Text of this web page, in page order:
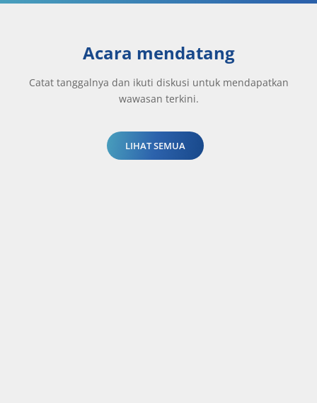
Acara mendatang
Catat tanggalnya dan ikuti diskusi untuk mendapatkan
wawasan terkini.
LIHAT SEMUA